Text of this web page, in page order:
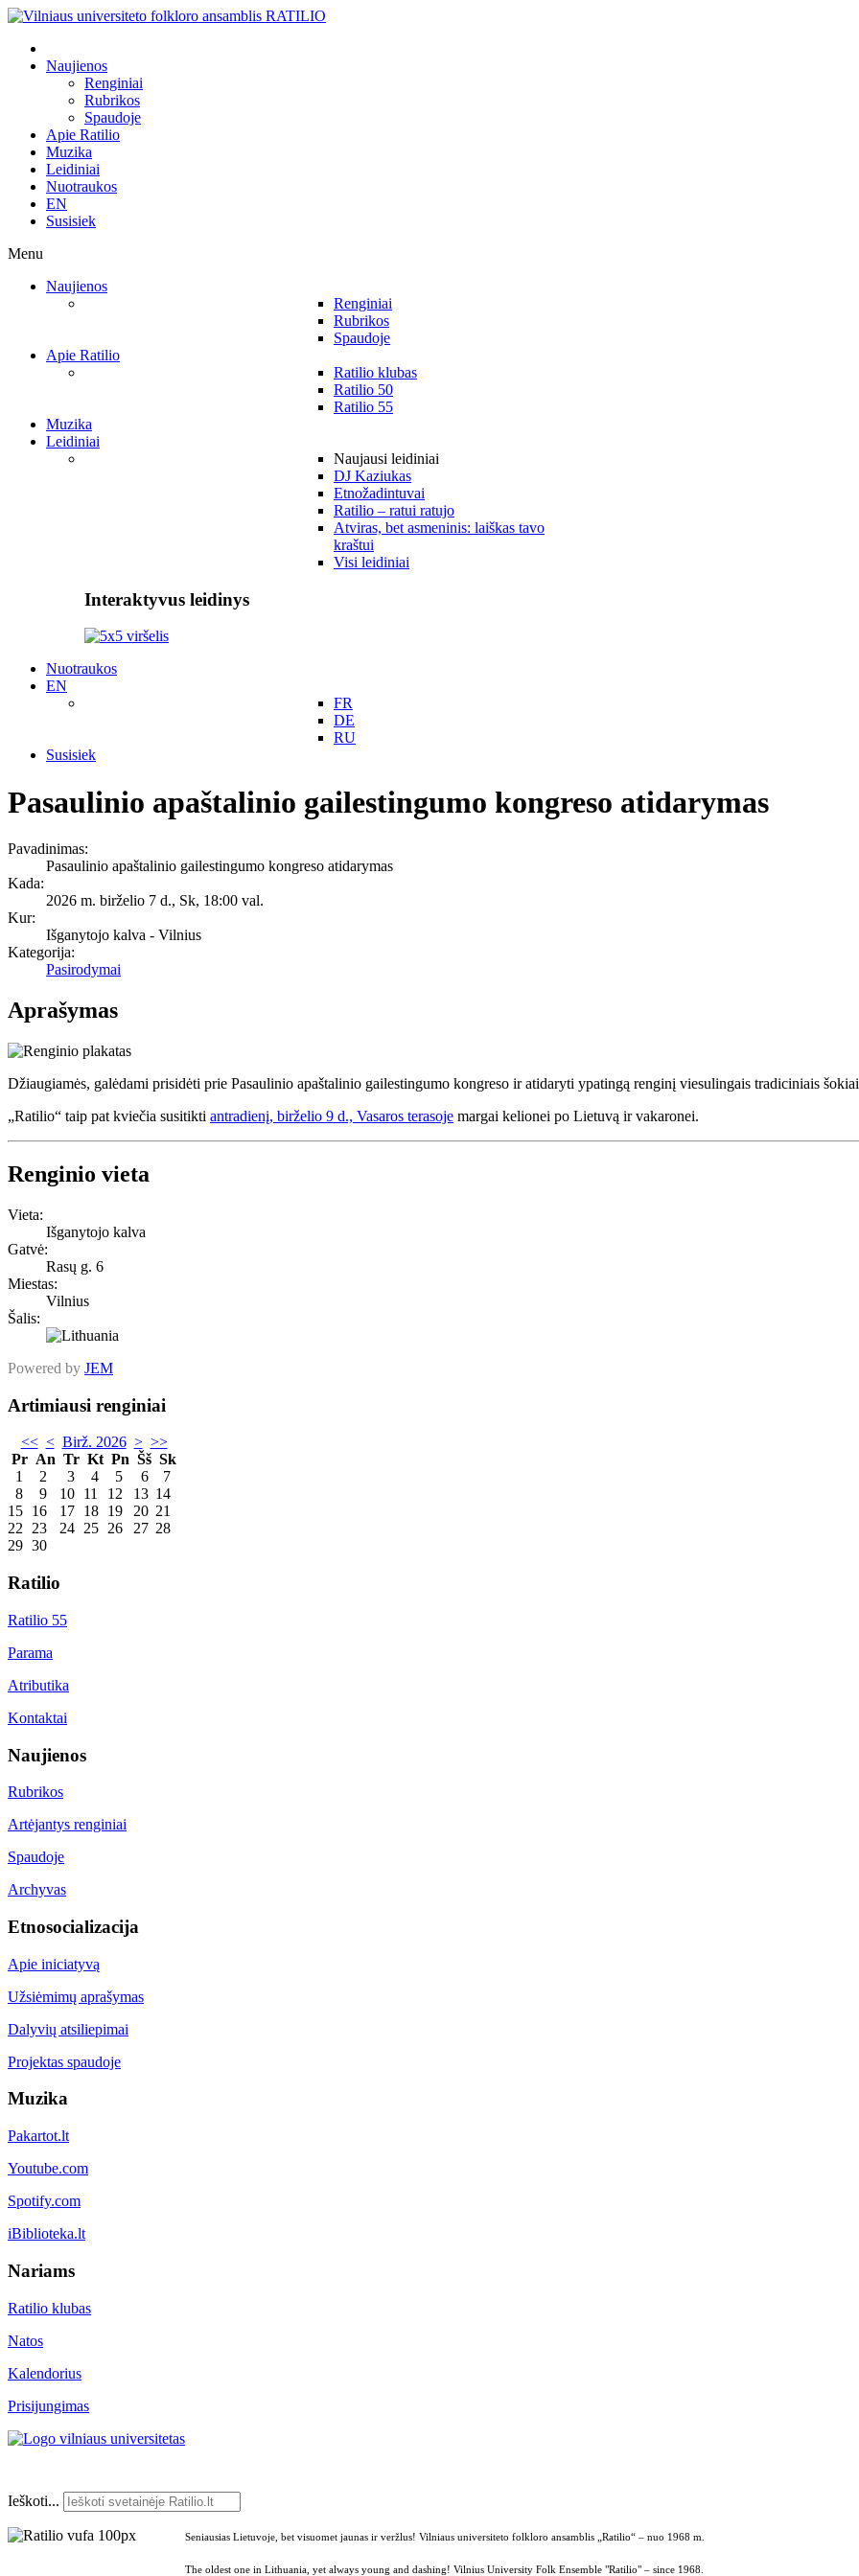
Naujienos
Renginiai
Rubrikos
Spaudoje
Apie Ratilio
Muzika
Leidiniai
Nuotraukos
EN
Susisiek
Menu
Naujienos
Renginiai
Rubrikos
Spaudoje
Apie Ratilio
Ratilio klubas
Ratilio 50
Ratilio 55
Muzika
Leidiniai
Naujausi leidiniai
DJ Kaziukas
Etnožadintuvai
Ratilio – ratui ratujo
Atviras, bet asmeninis: laiškas tavo
kraštui
Visi leidiniai
Interaktyvus leidinys
Nuotraukos
EN
FR
DE
RU
Susisiek
Pasaulinio apaštalinio gailestingumo kongreso atidarymas
Pavadinimas:
Pasaulinio apaštalinio gailestingumo kongreso atidarymas
Kada:
2026 m. birželio 7 d., Sk, 18:00 val.
Kur:
Išganytojo kalva - Vilnius
Kategorija:
Pasirodymai
Aprašymas
Džiaugiamės, galėdami prisidėti prie Pasaulinio apaštalinio gailestingumo kongreso ir atidaryti ypatingą renginį viesulingais tradiciniais
„Ratilio“ taip pat kviečia susitikti antradienį, birželio 9 d., Vasaros terasoje margai kelionei po Lietuvą ir vakaronei.
Renginio vieta
Vieta:
Išganytojo kalva
Gatvė:
Rasų g. 6
Miestas:
Vilnius
Šalis:
Powered by JEM
Artimiausi renginiai
<< < Birž. 2026 > >>
Pr An Tr Kt Pn Šš Sk
1
2 3 4 5 6
7
8
9 10 11 12 13 14
15 16 17 18 19 20 21
22
23 24 25 26 27 28
29 30
Ratilio
Ratilio 55
Parama
Atributika
Kontaktai
Naujienos
Rubrikos
Artėjantys renginiai
Spaudoje
Archyvas
Etnosocializacija
Apie iniciatyvą
Užsiėmimų aprašymas
Dalyvių atsiliepimai
Projektas spaudoje
Muzika
Pakartot.lt
Youtube.com
Spotify.com
iBiblioteka.lt
Nariams
Ratilio klubas
Natos
Kalendorius
Prisijungimas
Ieškoti...
Seniausias Lietuvoje, bet visuomet jaunas ir veržlus! Vilniaus universiteto folkloro ansamblis „Ratilio“ – nuo 1968 m.
The oldest one in Lithuania, yet always young and dashing! Vilnius University Folk Ensemble "Ratilio" – since 1968.